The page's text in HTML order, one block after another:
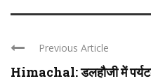
Previous Article
Himachal: डलहौजी में